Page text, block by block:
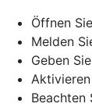
Öffnen
Melden
Geben
Beachten